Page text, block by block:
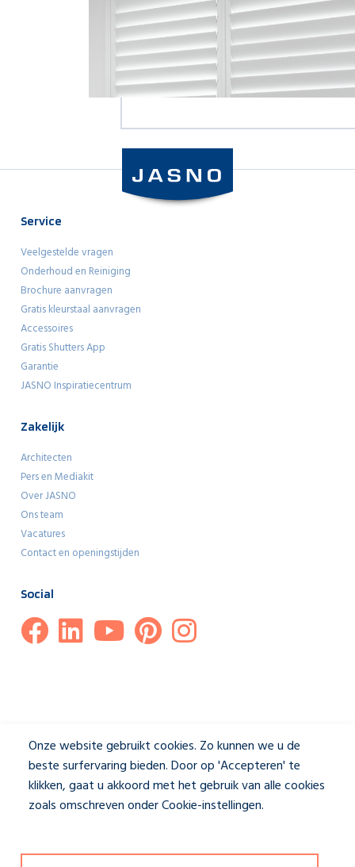
Service
Veelgestelde vragen
Onderhoud en Reiniging
Brochure aanvragen
Gratis kleurstaal aanvragen
Accessoires
Gratis Shutters App
Garantie
JASNO Inspiratiecentrum
Zakelijk
Architecten
Pers en Mediakit
Over JASNO
Ons team
Vacatures
Contact en openingstijden
Social
Onze website gebruikt cookies. Zo kunnen we u de
beste surfervaring bieden. Door op 'Accepteren' te
klikken, gaat u akkoord met het gebruik van alle cookies
zoals omschreven onder Cookie-instellingen.